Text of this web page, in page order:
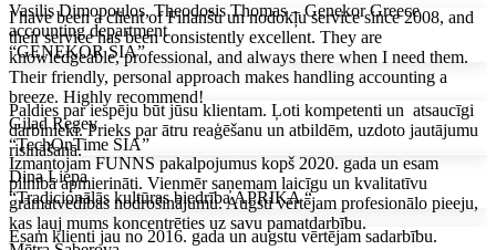
Vasilis Dimopoulos, Theodosis Thomas – Genekor Greece
accounting department
“GENEKOR SIA”
I have been a client of Finanšu un nodokļu service since 2008, and
their service has been consistently excellent. They are
knowledgeable, professional, and always there when I need them.
Their friendly, personal approach makes handling accounting a
breeze. Highly recommend!
Gilad Regev
“TechOnTime SIA”
Paldies par iespēju būt jūsu klientam. Ļoti kompetenti un atsaucīgi
darbinieki. Prieks par ātru reaģēšanu un atbildēm, uzdoto jautājumu
risināšanā.
Dina Liepa
“Tradicionālās kultūras biedrība APRIKA “
Izmantojam FUNNS pakalpojumus kopš 2020. gada un esam
pilnībā apmierināti. Vienmēr saņemam laicīgu un kvalitatīvu
grāmatvedības nodrošinājumu. Augsti vērtējam profesionālo pieeju,
kas ļauj mums koncentrēties uz savu pamatdarbību.
Esam klienti jau no 2016. gada un augstu vērtējam sadarbību.